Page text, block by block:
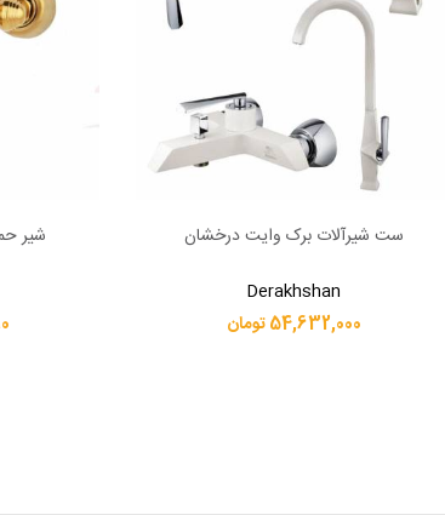
اطلاعات بیشتر
ست شیرآلات برک وایت درخشان
Derakhshan
54,632,000 تومان
اطلاعات بیشتر
شیر